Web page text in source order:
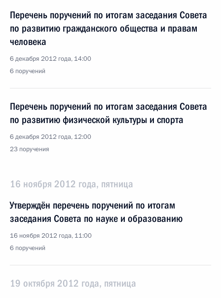
Перечень поручений по итогам заседания Совета
по развитию гражданского общества и правам
человека
6 декабря 2012 года, 14:00
6 поручений
Перечень поручений по итогам заседания Совета
по развитию физической культуры и спорта
6 декабря 2012 года, 12:00
23 поручения
16 ноября 2012 года, пятница
Утверждён перечень поручений по итогам
заседания Совета по науке и образованию
16 ноября 2012 года, 11:00
6 поручений
19 октября 2012 года, пятница